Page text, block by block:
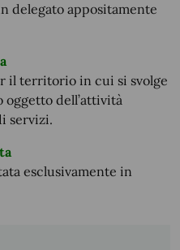
delegato appositamente
il territorio in cui si svolge
oggetto dell’attività
servizi.
esclusivamente in